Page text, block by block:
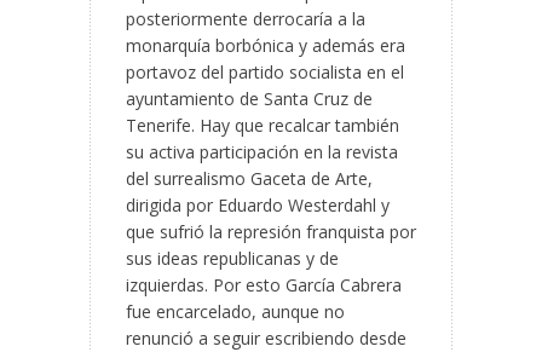
posteriormente derrocaría a la
monarquía borbónica y además era
portavoz del partido socialista en el
ayuntamiento de Santa Cruz de
Tenerife. Hay que recalcar también
su activa participación en la revista
del surrealismo Gaceta de Arte,
dirigida por Eduardo Westerdahl y
que sufrió la represión franquista por
sus ideas republicanas y de
izquierdas. Por esto García Cabrera
fue encarcelado, aunque no
renunció a seguir escribiendo desde